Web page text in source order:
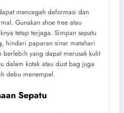
mencegah deformasi dan
Gunakan shoe tree atau
tetap terjaga. Simpan sepatu
hindari paparan sinar matahari
berlebih yang dapat merusak kulit
dalam kotak atau dust bag juga
debu menempel.
Sepatu